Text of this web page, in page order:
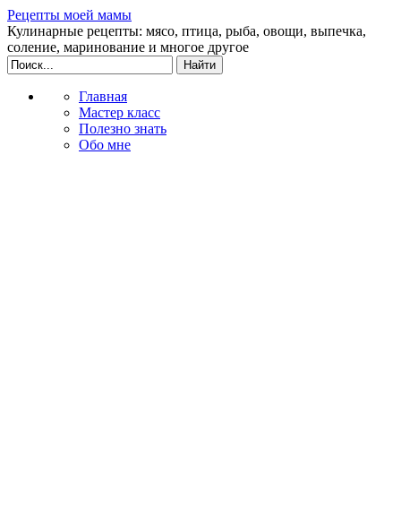
Рецепты моей мамы
Кулинарные рецепты: мясо, птица, рыба, овощи, выпечка,
соление, маринование и многое другое
Главная
Мастер класс
Полезно знать
Обо мне